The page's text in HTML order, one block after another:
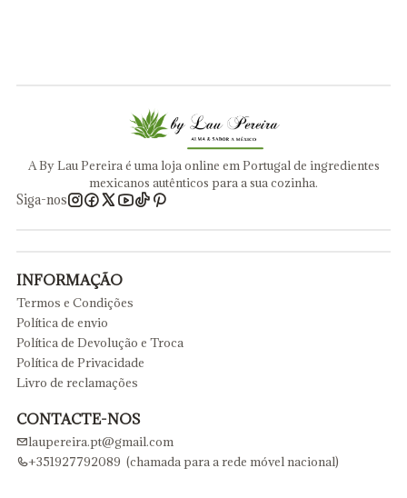
A By Lau Pereira é uma loja online em Portugal de ingredientes
mexicanos autênticos para a sua cozinha.
Siga-nos
INFORMAÇÃO
Termos e Condições
Política de envio
Política de Devolução e Troca
Política de Privacidade
Livro de reclamações
CONTACTE-NOS
laupereira.pt@gmail.com
+351927792089 (chamada para a rede móvel nacional)